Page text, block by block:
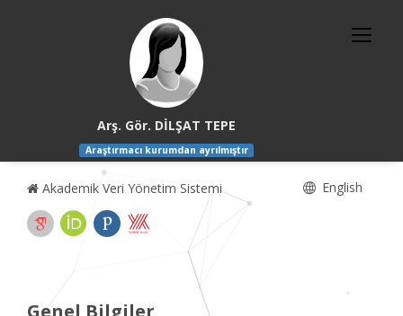
Arş. Gör. DİLŞAT TEPE
Araştırmacı kurumdan ayrılmıştır
Akademik Veri Yönetim Sistemi English